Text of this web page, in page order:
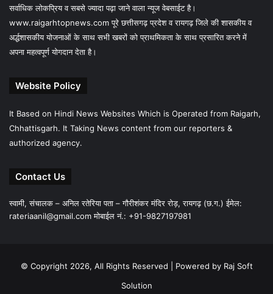
सर्वाधिक लोकप्रिय व सबसे ज्यादा पढ़ा जाने वाला न्यूज वेबसाईट है।
www.raigarhtopnews.com पूरे छत्तीसगढ़ प्रदेश व रायगढ़ जिले की शासकीय व
अर्द्धशासकीय योजनाओं के साथ सभी खबरों को प्राथमिकता के साथ प्रसारित करने में
अपना महत्वपूर्ण योगदान देता है।
Website Policy
It Based on Hindi News Websites Which is Operated from Raigarh,
Chhattisgarh. It Taking News content from our reporters &
authorized agency.
Contact Us
स्वामी, संचालक – अनिल रतेरिया पता – गौरीशंकर मंदिर रोड़, रायगढ़ (छ.ग.) ईमेल:
rateriaanil@gmail.comमोबाईल नं.: +91-9827197981
© Copyright 2026, All Rights Reserved | Powered by Raj Soft
Solution